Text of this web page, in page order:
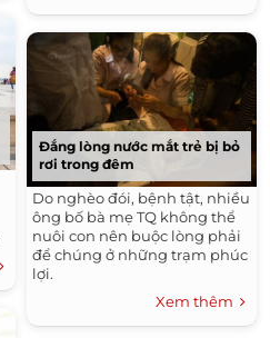
Đắng lòng nước mắt trẻ bị bỏ
rơi trong đêm
Do nghèo đói, bệnh tật, nhiều
ông bố bà mẹ TQ không thể
nuôi con nên buộc lòng phải
để chúng ở những trạm phúc
lợi.
Xem thêm